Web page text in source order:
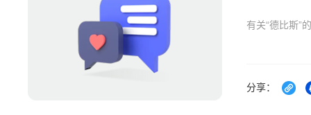
有关“德比斯”
分享：